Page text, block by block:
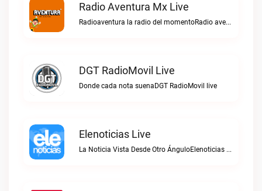
Radio Aventura Mx Live
Radioaventura la radio del momentoRadio aventura mx live
DGT RadioMovil Live
Donde cada nota suenaDGT RadioMovil live
Elenoticias Live
La Noticia Vista Desde Otro ÁnguloElenoticias live